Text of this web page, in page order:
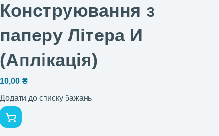
Конструювання з
паперу Літера И
(Аплікація)
10,00 ₴
Додати до списку бажань